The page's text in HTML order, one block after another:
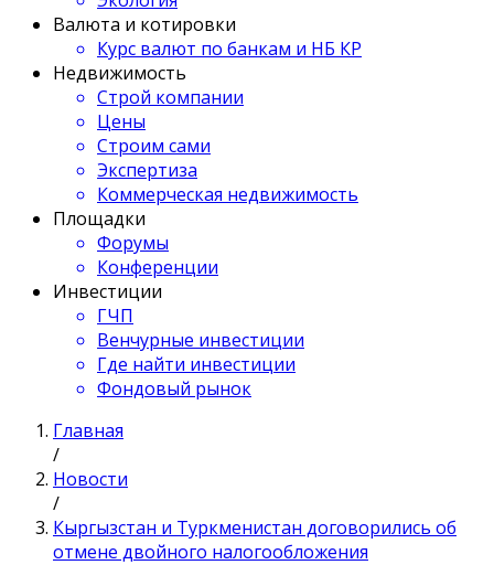
Валюта и котировки
Курс валют по банкам и НБ КР
Недвижимость
Строй компании
Цены
Строим сами
Экспертиза
Коммерческая недвижимость
Площадки
Форумы
Конференции
Инвестиции
ГЧП
Венчурные инвестиции
Где найти инвестиции
Фондовый рынок
Главная
/
Новости
/
Кыргызстан и Туркменистан договорились об
отмене двойного налогообложения